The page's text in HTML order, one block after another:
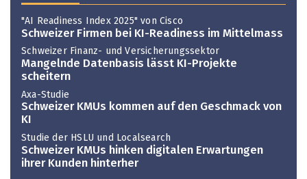
"AI Readiness Index 2025" von Cisco
Schweizer Firmen bei KI-Readiness im Mittelmass
Schweizer Finanz- und Versicherungssektor
Mangelnde Datenbasis lässt KI-Projekte
scheitern
Axa-Studie
Schweizer KMUs kommen auf den Geschmack von
KI
Studie der HSLU und Localsearch
Schweizer KMUs hinken digitalen Erwartungen
ihrer Kunden hinterher